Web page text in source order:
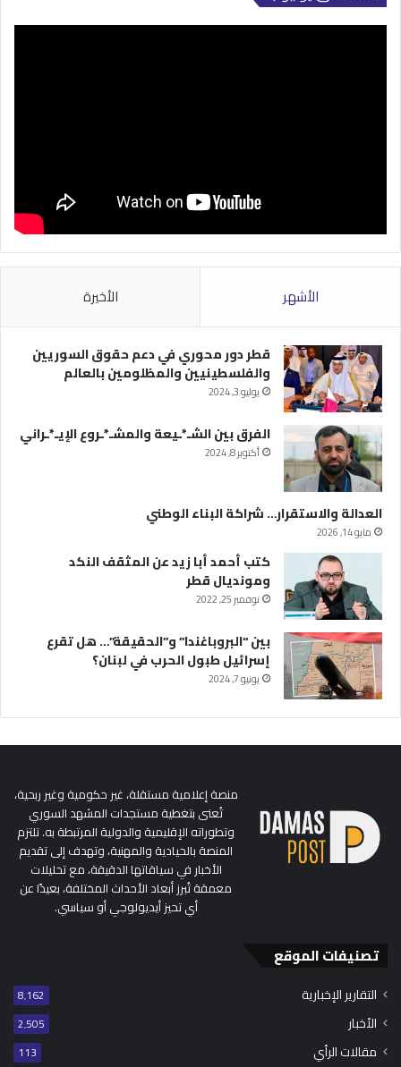
الأشهر الأخيرة
قطر دور محوري في دعم حقوق السوريين
والفلسطينيين والمظلومين بالعالم
يوليو 3, 2024
الفرق بين الشـ*ـيعة والمشـ*ـروع الإيـ*ـراني
أكتوبر 8, 2024
العدالة والاستقرار… شراكة البناء الوطني
مايو 14, 2026
كتب أحمد أبا زيد عن المثقف النكد
ومونديال قطر
نوفمبر 25, 2022
بين “البروباغندا” و”الحقيقة”… هل تقرع
إسرائيل طبول الحرب في لبنان؟
يونيو 7, 2024
منصة إعلامية مستقلة، غير حكومية وغير ربحية،
تُعنى بتغطية مستجدات المشهد السوري
وتطوراته الإقليمية والدولية المرتبطة به. تلتزم
المنصة بالحيادية والمهنية، وتهدف إلى تقديم
الأخبار في سياقاتها الدقيقة، مع تحليلات
معمقة تُبرز أبعاد الأحداث المختلفة، بعيدًا عن
أي تحيز أيديولوجي أو سياسي.
تصنيفات الموقع
التقارير الإخبارية 8٬162
الأخبار 2٬505
مقالات الرأي 113